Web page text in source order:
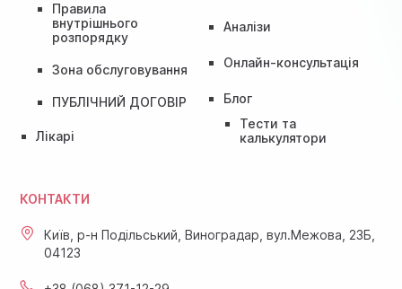
Правила
внутрішнього
розпорядку
Зона обслуговування
ПУБЛІЧНИЙ ДОГОВІР
Лікарі
Аналізи
Онлайн-консультація
Блог
Тести та
калькулятори
КОНТАКТИ
Київ, р-н Подільський, Виноградар, вул.Межова, 23Б,
04123